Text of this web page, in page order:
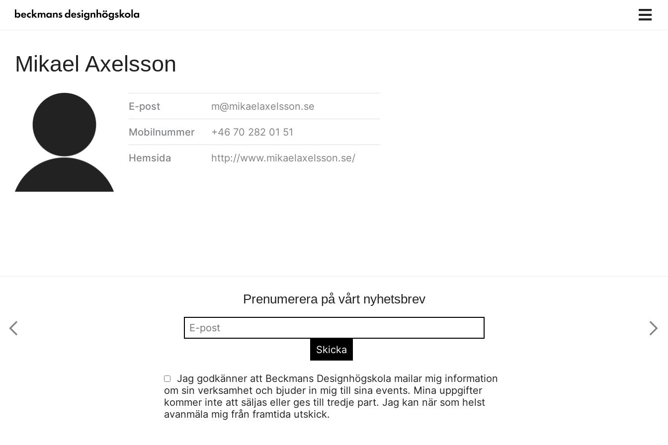
Mikael Axelsson
E-post m@mikaelaxelsson.se
Mobilnummer +46 70 282 01 51
Hemsida http://www.mikaelaxelsson.se/
Prenumerera på vårt nyhetsbrev
Jag godkänner att Beckmans Designhögskola mailar mig information
om sin verksamhet och bjuder in mig till sina events. Mina uppgifter
kommer inte att säljas eller ges till tredje part. Jag kan när som helst
avanmäla mig från framtida utskick.